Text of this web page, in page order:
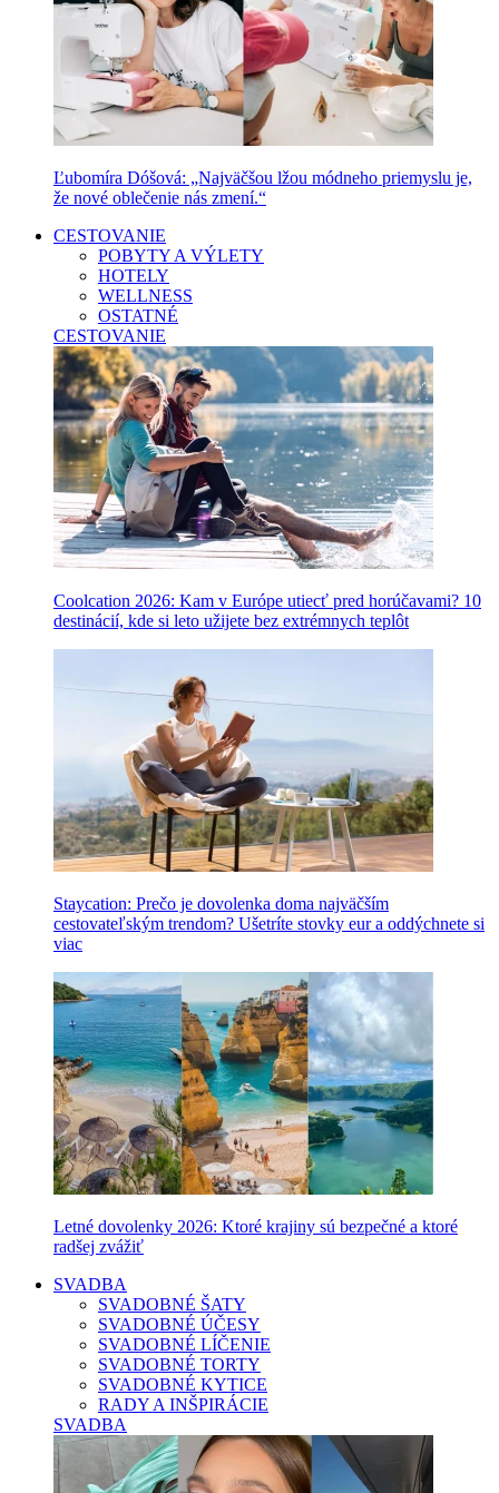
Ľubomíra Dóšová: „Najväčšou lžou módneho priemyslu je,
že nové oblečenie nás zmení.“
CESTOVANIE
POBYTY A VÝLETY
HOTELY
WELLNESS
OSTATNÉ
CESTOVANIE
Coolcation 2026: Kam v Európe utiecť pred horúčavami? 10
destinácií, kde si leto užijete bez extrémnych teplôt
Staycation: Prečo je dovolenka doma najväčším
cestovateľským trendom? Ušetríte stovky eur a oddýchnete si
viac
Letné dovolenky 2026: Ktoré krajiny sú bezpečné a ktoré
radšej zvážiť
SVADBA
SVADOBNÉ ŠATY
SVADOBNÉ ÚČESY
SVADOBNÉ LÍČENIE
SVADOBNÉ TORTY
SVADOBNÉ KYTICE
RADY A INŠPIRÁCIE
SVADBA